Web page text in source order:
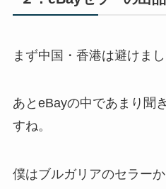
まず中国・香港は避けまし
あとeBayの中であまり聞
すね。
僕はブルガリアのセラー